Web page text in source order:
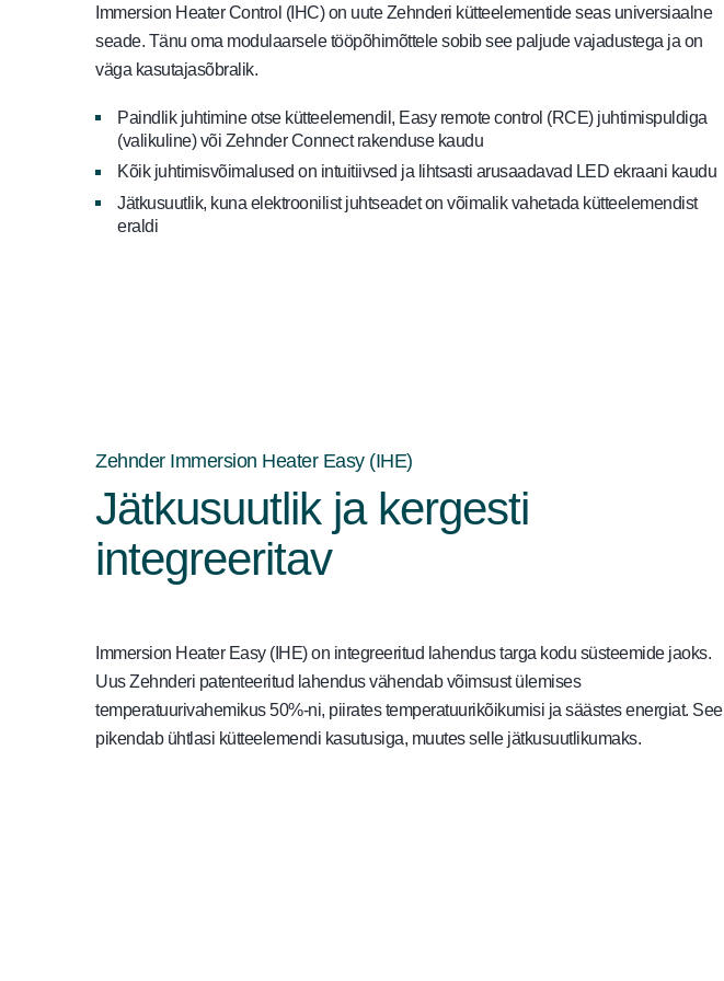
Immersion Heater Control (IHC) on uute Zehnderi kütteelementide seas universiaalne
seade. Tänu oma modulaarsele tööpõhimõttele sobib see paljude vajadustega ja on
väga kasutajasõbralik.
Paindlik juhtimine otse kütteelemendil, Easy remote control (RCE) juhtimispuldiga
(valikuline) või Zehnder Connect rakenduse kaudu
Kõik juhtimisvõimalused on intuitiivsed ja lihtsasti arusaadavad LED ekraani kaudu
Jätkusuutlik, kuna elektroonilist juhtseadet on võimalik vahetada kütteelemendist
eraldi
Zehnder Immersion Heater Easy (IHE)
Jätkusuutlik ja kergesti
integreeritav
Immersion Heater Easy (IHE) on integreeritud lahendus targa kodu süsteemide jaoks.
Uus Zehnderi patenteeritud lahendus vähendab võimsust ülemises
temperatuurivahemikus 50%-ni, piirates temperatuurikõikumisi ja säästes energiat. See
pikendab ühtlasi kütteelemendi kasutusiga, muutes selle jätkusuutlikumaks.